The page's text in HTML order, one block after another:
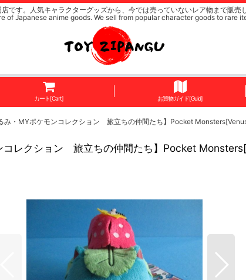
です。人気キャラクターグッズから、今では売っていないレア物まで販
of Japanese anime goods. We sell from popular character goods to rare
カート[Cart] お買物ガイド[Guid]
・MYポケモンコレクション 旅立ちの仲間たち】Pocket
コレクション 旅立ちの仲間たち】Pocket